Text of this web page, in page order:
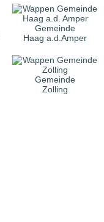
Gemeinde
Haag a.d.Amper
Gemeinde
Zolling